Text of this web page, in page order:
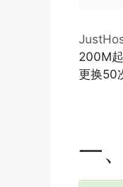
200M
更换50
一